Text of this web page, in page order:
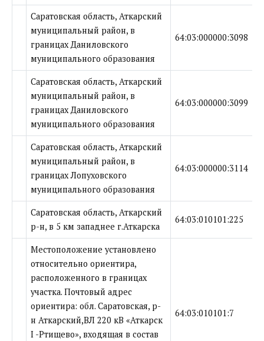
Саратовская область, Аткарский
муниципальный район, в
границах Даниловского
муниципального образования
64:03:000000:3098
Саратовская область, Аткарский
муниципальный район, в
границах Даниловского
муниципального образования
64:03:000000:3099
Саратовская область, Аткарский
муниципальный район, в
границах Лопуховского
муниципального образования
64:03:000000:3114
Саратовская область, Аткарский
р-н, в 5 км западнее г.Аткарска
64:03:010101:225
Местоположение установлено
относительно ориентира,
расположенного в границах
участка. Почтовый адрес
ориентира: обл. Саратовская, р-
н Аткарский,ВЛ 220 кВ «Аткарск
I -Ртищево», входящая в состав
64:03:010101:7